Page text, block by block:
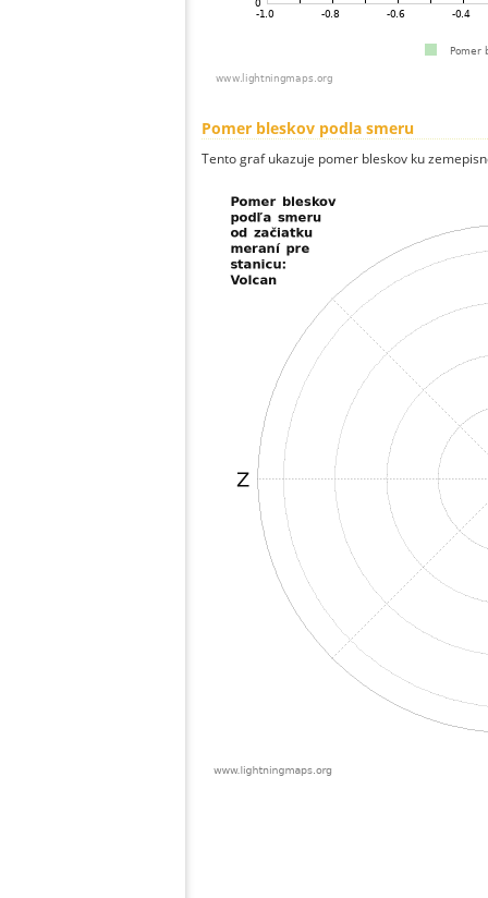
Pomer bleskov podla smeru
Tento graf ukazuje pomer bleskov ku